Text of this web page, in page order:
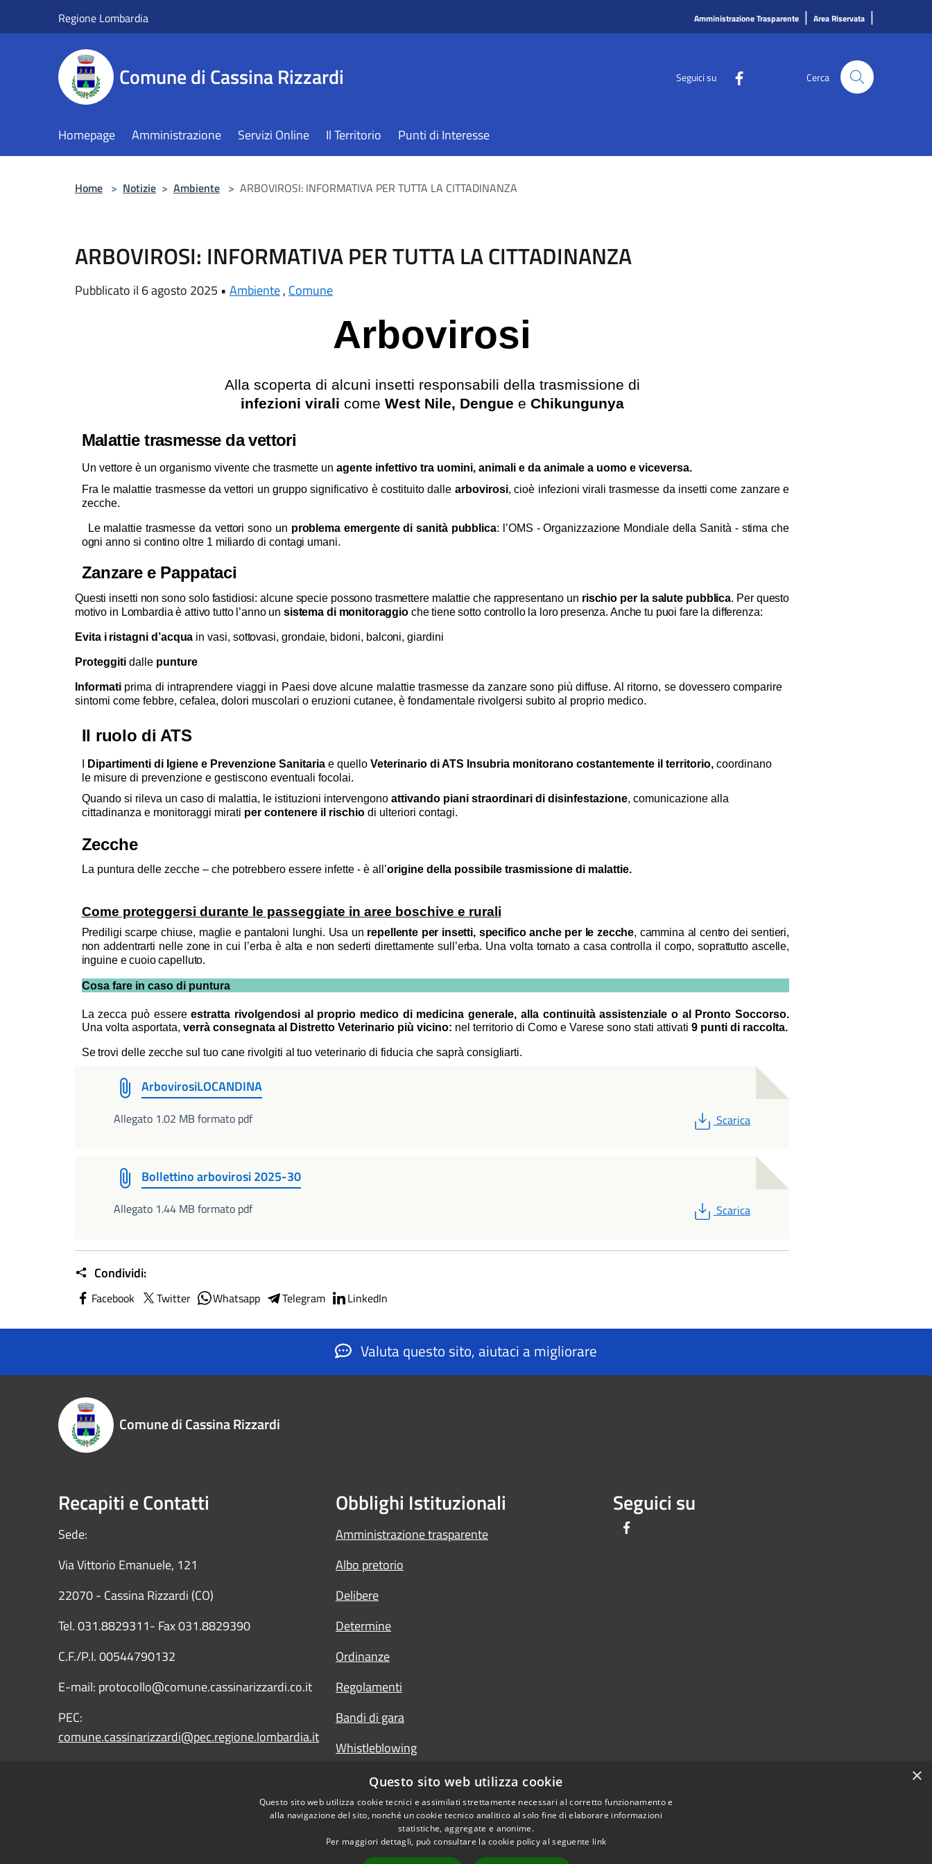
Regione Lombardia Amministrazione Trasparente | Area Riservata |
Comune di Cassina Rizzardi Seguici su Cerca
Homepage Amministrazione Servizi Online Il Territorio Punti di Interesse
Home > Notizie > Ambiente > ARBOVIROSI: INFORMATIVA PER TUTTA LA CITTADINANZA
ARBOVIROSI: INFORMATIVA PER TUTTA LA CITTADINANZA
Pubblicato il 6 agosto 2025 • Ambiente, Comune
Arbovirosi
Alla scoperta di alcuni insetti responsabili della trasmissione di
infezioni virali come West Nile, Dengue e Chikungunya
Malattie trasmesse da vettori
Un vettore è un organismo vivente che trasmette un agente infettivo tra uomini, animali e da animale a uomo e viceversa.
Fra le malattie trasmesse da vettori un gruppo significativo è costituito dalle arbovirosi, cioè infezioni virali trasmesse da insetti come zanzare e
zecche.
Le malattie trasmesse da vettori sono un problema emergente di sanità pubblica: l’OMS - Organizzazione Mondiale della Sanità - stima che
ogni anno si contino oltre 1 miliardo di contagi umani.
Zanzare e Pappataci
Questi insetti non sono solo fastidiosi: alcune specie possono trasmettere malattie che rappresentano un rischio per la salute pubblica. Per questo
motivo in Lombardia è attivo tutto l’anno unsistema di monitoraggio che tiene sotto controllo la loro presenza. Anche tu puoi fare la differenza:
Evita i ristagni d’acqua in vasi, sottovasi, grondaie, bidoni, balconi, giardini
Proteggiti dalle punture
Informati prima di intraprendere viaggi in Paesi dove alcune malattie trasmesse da zanzare sono più diffuse. Al ritorno, se dovessero comparire
sintomi come febbre, cefalea, dolori muscolari o eruzioni cutanee, è fondamentale rivolgersi subito al proprio medico.
Il ruolo di ATS
Dipartimenti di Igiene e Prevenzione Sanitaria e quello Veterinario di ATS Insubria monitorano costantemente il territorio, coordinano
le misure di prevenzione e gestiscono eventuali focolai.
Quando si rileva un caso di malattia, le istituzioni intervengono attivando piani straordinari di disinfestazione, comunicazione alla
cittadinanza e monitoraggi mirati per contenere il rischio di ulteriori contagi.
Zecche
La puntura delle zecche – che potrebbero essere infette - è all’origine della possibile trasmissione di malattie.
Come proteggersi durante le passeggiate in aree boschive e rurali
Prediligi scarpe chiuse, maglie e pantaloni lunghi. Usa un repellente per insetti, specifico anche per le zecche, cammina al centro dei sentieri,
non addentrarti nelle zone in cui l’erba è alta e non sederti direttamente sull’erba. Una volta tornato a casa controlla il corpo, soprattutto ascelle,
inguine e cuoio capelluto.
Cosa fare in caso di puntura
La zecca può essereestratta rivolgendosi al proprio medico di medicina generale, alla continuità assistenziale o al Pronto Soccorso.
Una volta asportata, verrà consegnata al Distretto Veterinario più vicino: nel territorio di Como e Varese sono stati attivati 9 punti di raccolta.
Se trovi delle zecche sul tuo cane rivolgiti al tuo veterinario di fiducia che saprà consigliarti.
ArbovirosiLOCANDINA
Allegato 1.02 MB formato pdf PDF
Scarica
Bollettino arbovirosi 2025-30
Allegato 1.44 MB formato pdf PDF
Scarica
Condividi:
Facebook Twitter Whatsapp Telegram LinkedIn
Valuta questo sito, aiutaci a migliorare
Comune di Cassina Rizzardi
Recapiti e Contatti
Sede:
Via Vittorio Emanuele, 121
22070 - Cassina Rizzardi (CO)
Tel. 031.8829311- Fax 031.8829390
C.F./P.I. 00544790132
E-mail: protocollo@comune.cassinarizzardi.co.it
PEC:
comune.cassinarizzardi@pec.regione.lombardia.it
Obblighi Istituzionali
Amministrazione trasparente
Albo pretorio
Delibere
Determine
Ordinanze
Regolamenti
Bandi di gara
Whistleblowing
Seguici su
×
Questo sito web utilizza cookie
Questo sito web utilizza cookie tecnici e assimilati strettamente necessari al corretto funzionamento e
alla navigazione del sito, nonché un cookie tecnico analitico al solo fine di elaborare informazioni
statistiche, aggregate e anonime.
Per maggiori dettagli, può consultare la cookie policy al seguente link